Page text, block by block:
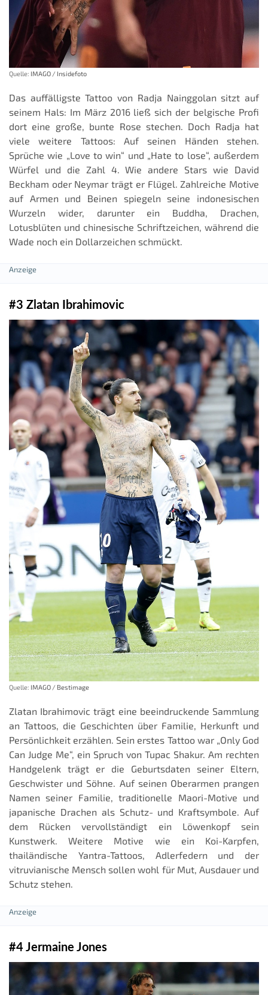
Quelle: IMAGO / Insidefoto
Das auffälligste Tattoo von Radja Nainggolan sitzt auf
seinem Hals: Im März 2016 ließ sich der belgische Profi
dort eine große, bunte Rose stechen. Doch Radja hat
viele weitere Tattoos: Auf seinen Händen stehen.
Sprüche wie „Love to win“ und „Hate to lose“, außerdem
Würfel und die Zahl 4. Wie andere Stars wie David
Beckham oder Neymar trägt er Flügel. Zahlreiche Motive
auf Armen und Beinen spiegeln seine indonesischen
Wurzeln wider, darunter ein Buddha, Drachen,
Lotusblüten und chinesische Schriftzeichen, während die
Wade noch ein Dollarzeichen schmückt.
#3 Zlatan Ibrahimovic
Quelle: IMAGO / Bestimage
Zlatan Ibrahimovic trägt eine beeindruckende Sammlung
an Tattoos, die Geschichten über Familie, Herkunft und
Persönlichkeit erzählen. Sein erstes Tattoo war „Only God
Can Judge Me“, ein Spruch von Tupac Shakur. Am rechten
Handgelenk trägt er die Geburtsdaten seiner Eltern,
Geschwister und Söhne. Auf seinen Oberarmen prangen
Namen seiner Familie, traditionelle Maori-Motive und
japanische Drachen als Schutz- und Kraftsymbole. Auf
dem Rücken vervollständigt ein Löwenkopf sein
Kunstwerk. Weitere Motive wie ein Koi-Karpfen,
thailändische Yantra-Tattoos, Adlerfedern und der
vitruvianische Mensch sollen wohl für Mut, Ausdauer und
Schutz stehen.
#4 Jermaine Jones